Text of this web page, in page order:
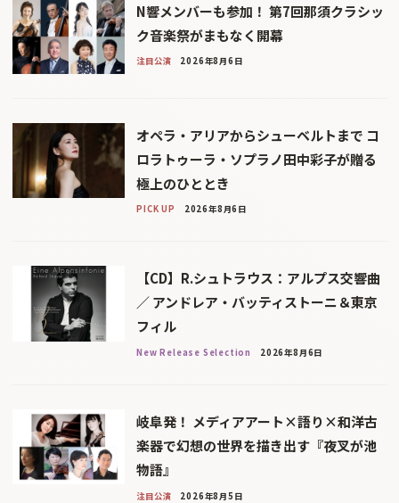
N響メンバーも参加！ 第7回那須クラシッ
ク音楽祭がまもなく開幕
注目公演 2026年8月6日
オペラ・アリアからシューベルトまで コ
ロラトゥーラ・ソプラノ田中彩子が贈る
極上のひととき
PICK UP 2026年8月6日
【CD】R.シュトラウス：アルプス交響曲
／ アンドレア・バッティストーニ＆東京
フィル
New Release Selection 2026年8月6日
岐阜発！ メディアアート×語り×和洋古
楽器で幻想の世界を描き出す『夜叉が池
物語』
注目公演 2026年8月5日